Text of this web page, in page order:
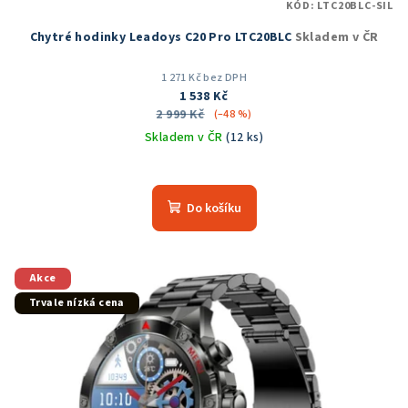
Chytré hodinky Leadoys C20 Pro LTC20BLC Skladem v ČR
1 271 Kč bez DPH
1 538 Kč
2 999 Kč
(–48 %)
Skladem v ČR(12 ks)
hodnocení
produktu
5
hvězdiček.
Do košíku
KÓD: LTC20BLC-SIL
Akce
Trvale nízká cena